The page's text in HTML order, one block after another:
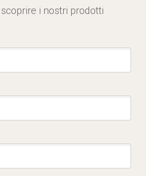
i nostri prodotti